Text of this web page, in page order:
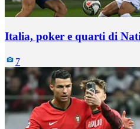
Italia, poker e quarti di
7